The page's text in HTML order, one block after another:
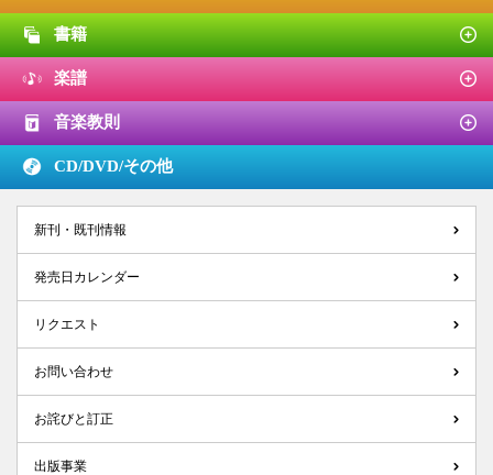
書籍
楽譜
音楽教則
CD/DVD/その他
新刊・既刊情報
発売日カレンダー
リクエスト
お問い合わせ
お詫びと訂正
出版事業